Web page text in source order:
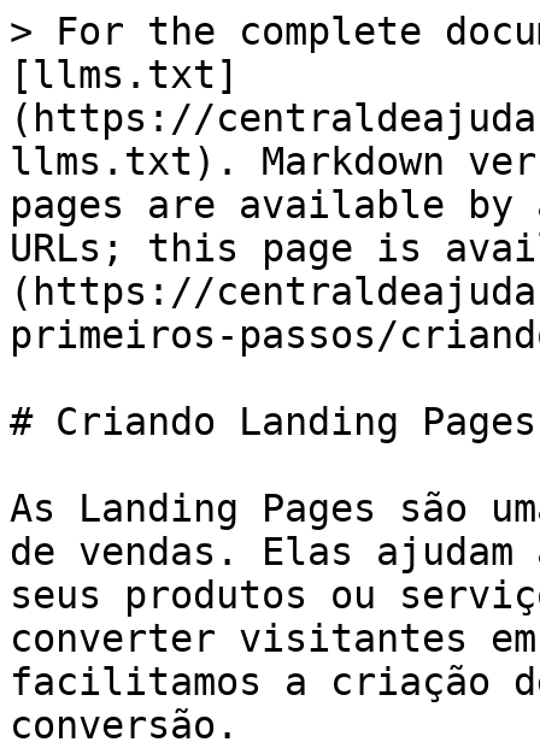
> For the complete
[llms.txt]
(https://
llms.txt). Markdown
pages are available by
URLs; this page is
(https://
primeiros-passos/
# Criando Landing Pages
As Landing Pages são
de vendas. Elas
seus produtos ou
converter visitantes
facilitamos a criação
conversão.